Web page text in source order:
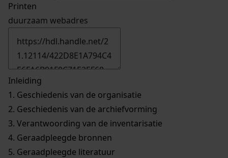
Printen
duurzaam webadres
Inleiding
1. Geschiedenis van de organisatie
2. Geschiedenis van de archiefvorming
3. Verantwoording van de inventarisatie
4. Geraadpleegde bronnen
5. Geraadpleegde literatuur